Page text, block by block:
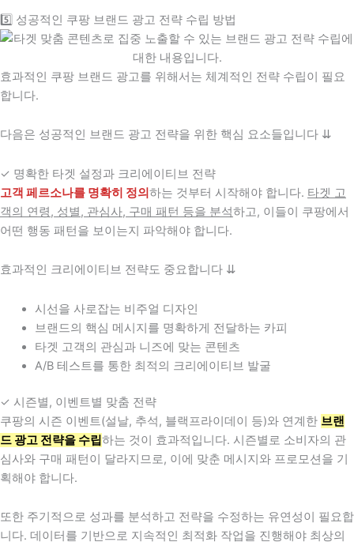
5️⃣ 성공적인 쿠팡 브랜드 광고 전략 수립 방법
효과적인 쿠팡 브랜드 광고를 위해서는 체계적인 전략 수립이 필요
합니다.
다음은 성공적인 브랜드 광고 전략을 위한 핵심 요소들입니다 ⇊
✓ 명확한 타겟 설정과 크리에이티브 전략
고객 페르소나를 명확히 정의하는 것부터 시작해야 합니다. 타겟 고
객의 연령, 성별, 관심사, 구매 패턴 등을 분석하고, 이들이 쿠팡에서
어떤 행동 패턴을 보이는지 파악해야 합니다.
효과적인 크리에이티브 전략도 중요합니다 ⇊
시선을 사로잡는 비주얼 디자인
브랜드의 핵심 메시지를 명확하게 전달하는 카피
타겟 고객의 관심과 니즈에 맞는 콘텐츠
A/B 테스트를 통한 최적의 크리에이티브 발굴
✓ 시즌별, 이벤트별 맞춤 전략
쿠팡의 시즌 이벤트(설날, 추석, 블랙프라이데이 등)와 연계한 브랜
드 광고 전략을 수립하는 것이 효과적입니다. 시즌별로 소비자의 관
심사와 구매 패턴이 달라지므로, 이에 맞춘 메시지와 프로모션을 기
획해야 합니다.
또한 주기적으로 성과를 분석하고 전략을 수정하는 유연성이 필요합
니다. 데이터를 기반으로 지속적인 최적화 작업을 진행해야 최상의